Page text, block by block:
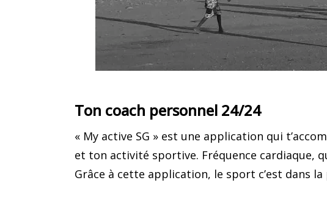
Ton coach personnel 24/24
« My active SG » est une application qui
et ton activité sportive. Fréquence cardiaque,
Grâce à cette application, le sport c’est dans la